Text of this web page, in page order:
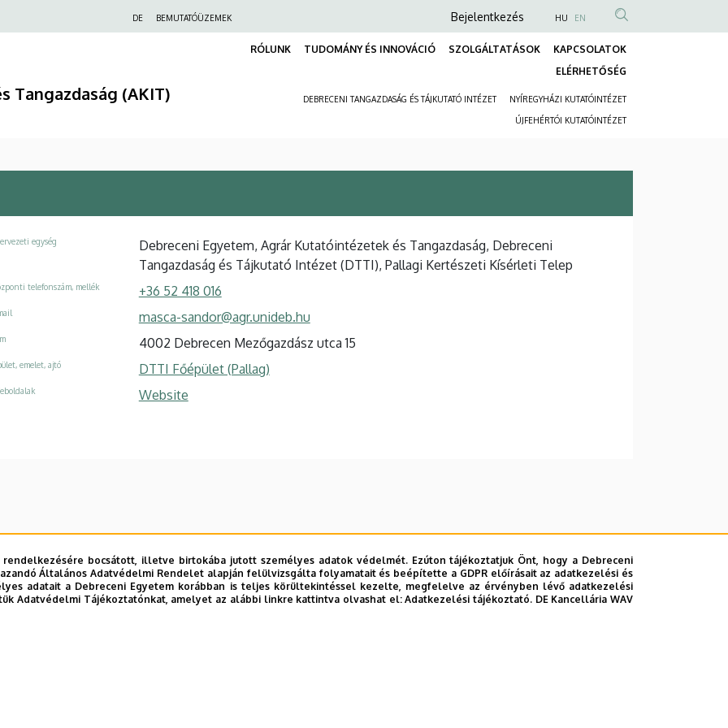
DE BEMUTATÓÜZEMEK
Anonim
Felhasználói
Bejelentkezés HU EN
Tangazdaság (AKIT)
RÓLUNK TUDOMÁNY ÉS INNOVÁCIÓ SZOLGÁLTATÁSOK
KAPCSOLATOK
ELÉRHETŐSÉG
DEBRECENI TANGAZDASÁG ÉS TÁJKUTATÓ INTÉZET NYÍREGYHÁZI KUTATÓINTÉZET
ÚJFEHÉRTÓI KUTATÓINTÉZET
egység
Debreceni Egyetem, Agrár Kutatóintézetek és Tangazdaság, Debreceni
Tangazdaság és Tájkutató Intézet (DTTI), Pallagi Kertészeti Kísérleti Telep
telefonszám, mellék +36 52 418 016
masca-sandor@agr.unideb.hu
4002 Debrecen Mezőgazdász utca 15
emelet, ajtó DTTI Főépület (Pallag)
Website
bocsátott, illetve birtokába jutott személyes adatok védelmét. Ezúton tájékoztatjuk Önt, hogy a Debreceni
Általános Adatvédelmi Rendelet alapján felülvizsgálta folyamatait és beépítette a GDPR előírásait az adatkezelési és
adatait a Debreceni Egyetem korábban is teljes körültekintéssel kezelte, megfelelve az érvényben lévő adatkezelési
Adatvédelmi Tájékoztatónkat, amelyet az alábbi linkre kattintva olvashat el:Adatkezelési tájékoztató. DE Kancellária WAV